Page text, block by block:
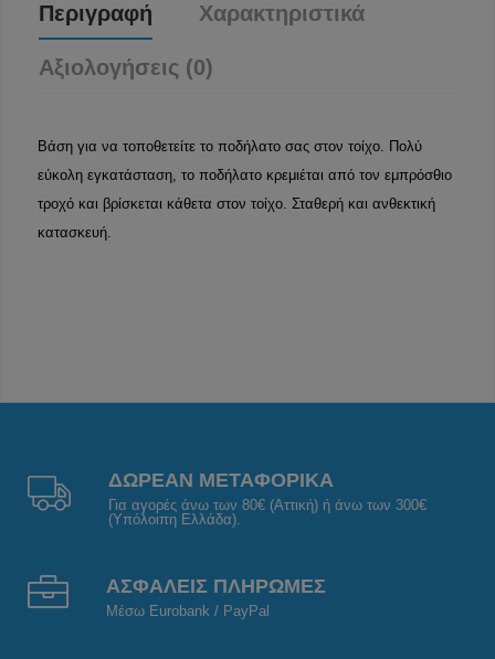
Περιγραφή Χαρακτηριστικά
Αξιολογήσεις (0)
Βάση για να τοποθετείτε το ποδήλατο σας στον τοίχο. Πολύ
εύκολη εγκατάσταση, το ποδήλατο κρεμιέται από τον εμπρόσθιο
τροχό και βρίσκεται κάθετα στον τοίχο. Σταθερή και ανθεκτική
κατασκευή.
ΔΩΡΕΑΝ ΜΕΤΑΦΟΡΙΚΑ
Για αγορές άνω των 80€ (Αττική) ή άνω των 300€
(Υπόλοιπη Ελλάδα).
ΑΣΦΑΛΕΙΣ ΠΛΗΡΩΜΕΣ
Μέσω Eurobank / PayPal